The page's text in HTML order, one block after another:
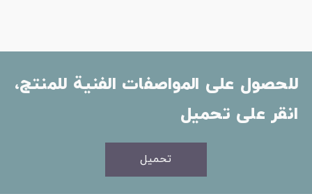
للحصول على المواصفات الفنية للمنتج،
انقر على تحميل
تحميل